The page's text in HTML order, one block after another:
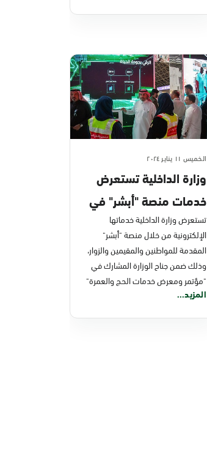
الخميس ١١ يناير ٢٠٢٤
وزارة الداخلية تستعرض
خدمات منصة "أبشر" في
"مؤتمر ومعرض خدمات
الحج والعمرة" بجدة
تستعرض وزارة الداخلية خدماتها
الإلكترونية من خلال منصة "أبشر"
المقدمة للمواطنين والمقيمين والزوار،
وذلك ضمن جناح الوزارة المشارك في
"مؤتمر ومعرض خدمات الحج والعمرة"
المزيد...